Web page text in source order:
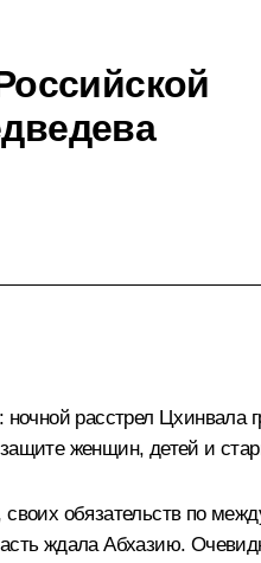
расстрел Цхинвала
женщин, детей и
обязательств по
ждала Абхазию.